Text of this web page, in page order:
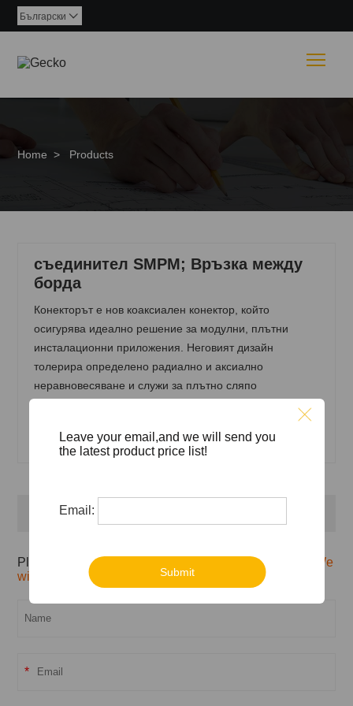
Български 
Home > Products
съединител SMPM; Връзка между
борда
Конекторът е нов коаксиален конектор, който
осигурява идеално решение за модулни, плътни
инсталационни приложения. Неговият дизайн
толерира определено радиално и аксиално
неравновесяване и служи за плътно сляпо
свързване. и честотната ширина на лентата работи в
диапазона до 40 предлага еднопортен и мно
Inquiry
Please feel free to give your inquiry in the form below.
We
will reply you in 24 hours.
*
Leave your email,and we will send you
the latest product price list!
Email:
Submit